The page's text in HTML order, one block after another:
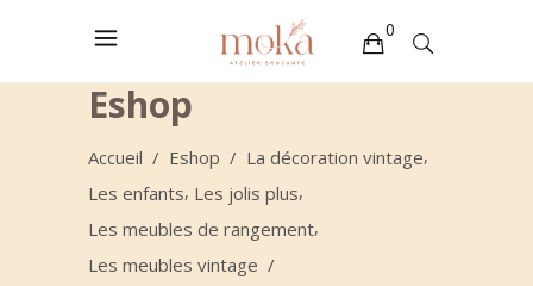
0
Votre sélection est vide
Eshop
Accueil / Eshop / La décoration vintage,
Les enfants, Les jolis plus,
Les meubles de rangement,
Les meubles vintage /